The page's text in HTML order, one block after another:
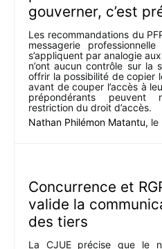
gouverner, c’est
Les recommandations du
messagerie
s’appliquent par analogie
n’ont aucun contrôle sur la
offrir la possibilité de copier
avant de couper l’accès à
prépondérants peuvent
restriction du droit d’accès.
Nathan Philémon Matantu, le
Concurrence et
valide la
des tiers
La CJUE précise que le